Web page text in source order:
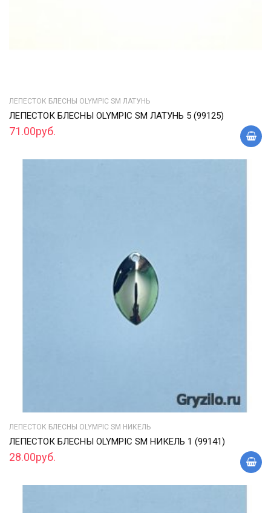
ЛЕПЕСТОК БЛЕСНЫ OLYMPIC SM ЛАТУНЬ
ЛЕПЕСТОК БЛЕСНЫ OLYMPIC SM ЛАТУНЬ 5 (99125)
71.00руб.
ЛЕПЕСТОК БЛЕСНЫ OLYMPIC SM НИКЕЛЬ
ЛЕПЕСТОК БЛЕСНЫ OLYMPIC SM НИКЕЛЬ 1 (99141)
28.00руб.